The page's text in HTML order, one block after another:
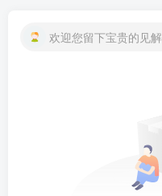
欢迎您留下宝贵的见解